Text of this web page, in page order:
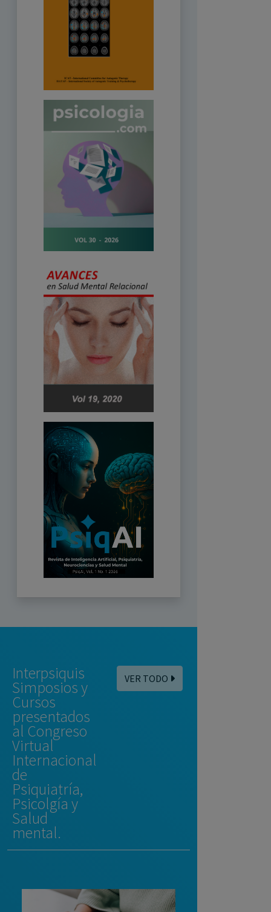
Interpsiquis
Simposios y
Cursos
presentados
al Congreso
Virtual
Internacional
de
Psiquiatría,
Psicolgía y
Salud
mental.
VER TODO